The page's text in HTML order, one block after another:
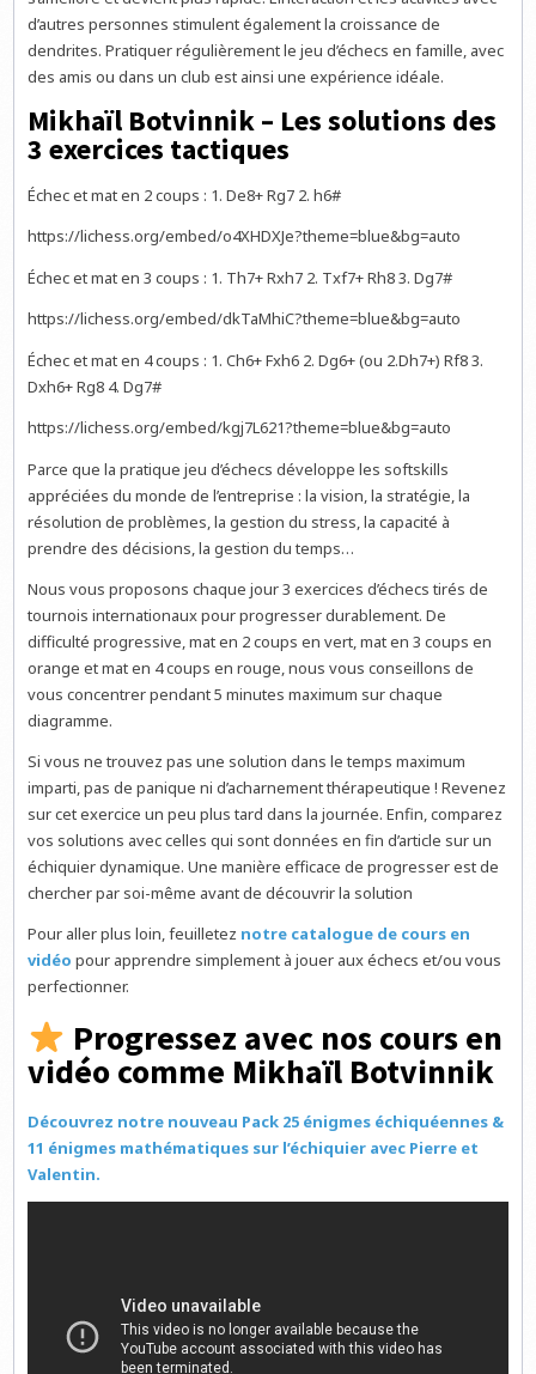
d’autres personnes stimulent également la croissance de
dendrites. Pratiquer régulièrement le jeu d’échecs en famille, avec
des amis ou dans un club est ainsi une expérience idéale.
Mikhaïl Botvinnik – Les solutions des
3 exercices tactiques
Échec et mat en 2 coups : 1. De8+ Rg7 2. h6#
https://lichess.org/embed/o4XHDXJe?theme=blue&bg=auto
Échec et mat en 3 coups : 1. Th7+ Rxh7 2. Txf7+ Rh8 3. Dg7#
https://lichess.org/embed/dkTaMhiC?theme=blue&bg=auto
Échec et mat en 4 coups : 1. Ch6+ Fxh6 2. Dg6+ (ou 2.Dh7+) Rf8 3.
Dxh6+ Rg8 4. Dg7#
https://lichess.org/embed/kgj7L621?theme=blue&bg=auto
Parce que la pratique jeu d’échecs développe les softskills
appréciées du monde de l’entreprise : la vision, la stratégie, la
résolution de problèmes, la gestion du stress, la capacité à
prendre des décisions, la gestion du temps…
Nous vous proposons chaque jour 3 exercices d’échecs tirés de
tournois internationaux pour progresser durablement. De
difficulté progressive, mat en 2 coups en vert, mat en 3 coups en
orange et mat en 4 coups en rouge, nous vous conseillons de
vous concentrer pendant 5 minutes maximum sur chaque
diagramme.
Si vous ne trouvez pas une solution dans le temps maximum
imparti, pas de panique ni d’acharnement thérapeutique ! Revenez
sur cet exercice un peu plus tard dans la journée. Enfin, comparez
vos solutions avec celles qui sont données en fin d’article sur un
échiquier dynamique. Une manière efficace de progresser est de
chercher par soi-même avant de découvrir la solution
Pour aller plus loin, feuilletez notre catalogue de cours en
vidéo pour apprendre simplement à jouer aux échecs et/ou vous
perfectionner.
Progressez avec nos cours en
vidéo comme Mikhaïl Botvinnik
Découvrez notre nouveau Pack 25 énigmes échiquéennes &
11 énigmes mathématiques sur l’échiquier avec Pierre et
Valentin.